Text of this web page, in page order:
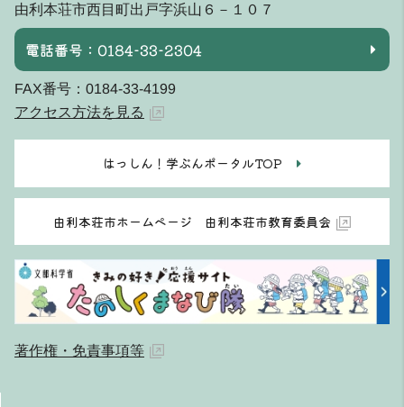
由利本荘市西目町出戸字浜山６－１０７
電話番号：0184-33-2304
FAX番号：0184-33-4199
アクセス方法を見る
はっしん！学ぶんポータルTOP
由利本荘市ホームページ 由利本荘市教育委員会
著作権・免責事項等